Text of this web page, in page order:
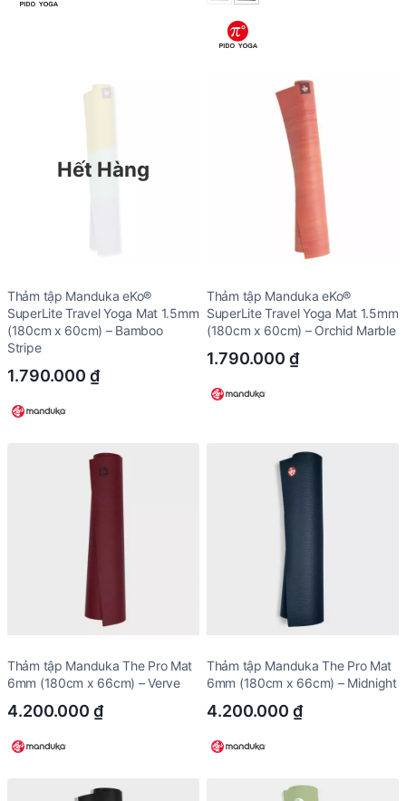
Hết Hàng
Thảm tập Manduka eKo®
SuperLite Travel Yoga Mat 1.5mm
(180cm x 60cm) – Bamboo
Stripe
1.790.000 ₫
Thảm tập Manduka eKo®
SuperLite Travel Yoga Mat 1.5mm
(180cm x 60cm) – Orchid Marble
1.790.000 ₫
Thảm tập Manduka The Pro Mat
6mm (180cm x 66cm) – Verve
4.200.000 ₫
Thảm tập Manduka The Pro Mat
6mm (180cm x 66cm) – Midnight
4.200.000 ₫